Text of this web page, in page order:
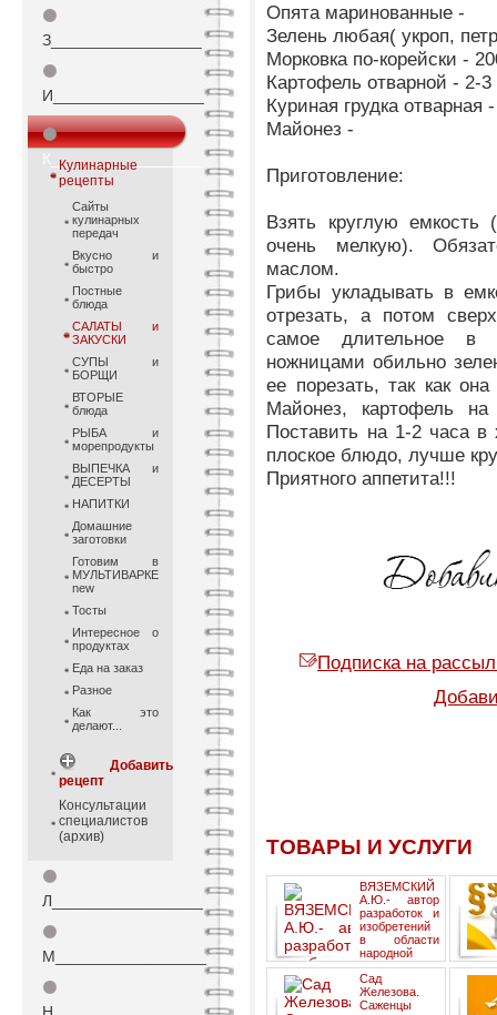
⚫
З_________________
⚫
И_________________
⚫
К_________________
Кулинарные
рецепты
Сайты
кулинарных
передач
Вкусно и
быстро
Постные
блюда
САЛАТЫ и
ЗАКУСКИ
СУПЫ и
БОРЩИ
ВТОРЫЕ
блюда
РЫБА и
морепродукты
ВЫПЕЧКА и
ДЕСЕРТЫ
НАПИТКИ
Домашние
заготовки
Готовим в
МУЛЬТИВАРКЕ
new
Тосты
Интересное о
продуктах
Еда на заказ
Разное
Как это
делают...
Добавить
рецепт
Консультации
специалистов
(архив)
⚫
Л_________________
⚫
М_________________
⚫
Опята маринованные -
Зелень любая( укроп,
Морковка по-корейски -
Картофель отварной - 2-
Куриная грудка отварная
Майонез -
Приготовление:
Взять круглую емкость
очень мелкую).
маслом.
Грибы укладывать в
отрезать, а потом
самое длительное в
ножницами обильно
ее порезать, так как
Майонез, картофель
Поставить на 1-2 часа в
плоское блюдо, лучше
Приятного аппетита!!!
Подписка на
ТОВАРЫ И УСЛУГИ
ВЯЗЕМСКИЙ
А.Ю.- автор
разработок и
изобретений
в области
народной
медицины.
Сад
Железова.
Саженцы